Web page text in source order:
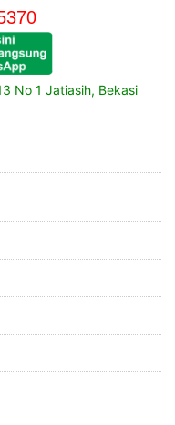
No 1 Jatiasih, Bekasi